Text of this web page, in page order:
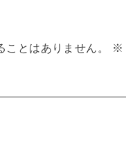
とはありません。 ※